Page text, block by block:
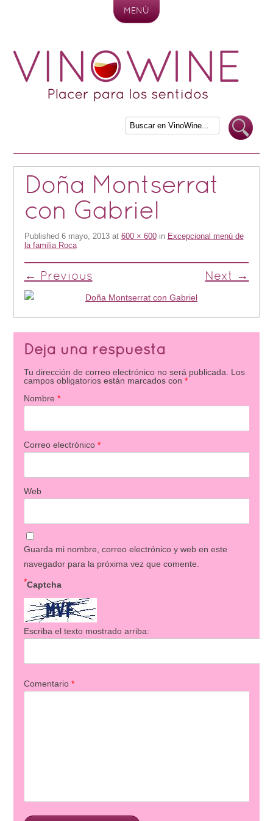
MENÚ
Doña Montserrat
con Gabriel
Published 6 mayo, 2013at 600 × 600in Excepcional menú de
la familia Roca
← Previous Next →
Deja una respuesta
Tu dirección de correo electrónico no será publicada. Los
campos obligatorios están marcados con *
Nombre *
Correo electrónico *
Web
Guarda mi nombre, correo electrónico y web en este
navegador para la próxima vez que comente.
Captcha
*
Escriba el texto mostrado arriba:
Comentario *